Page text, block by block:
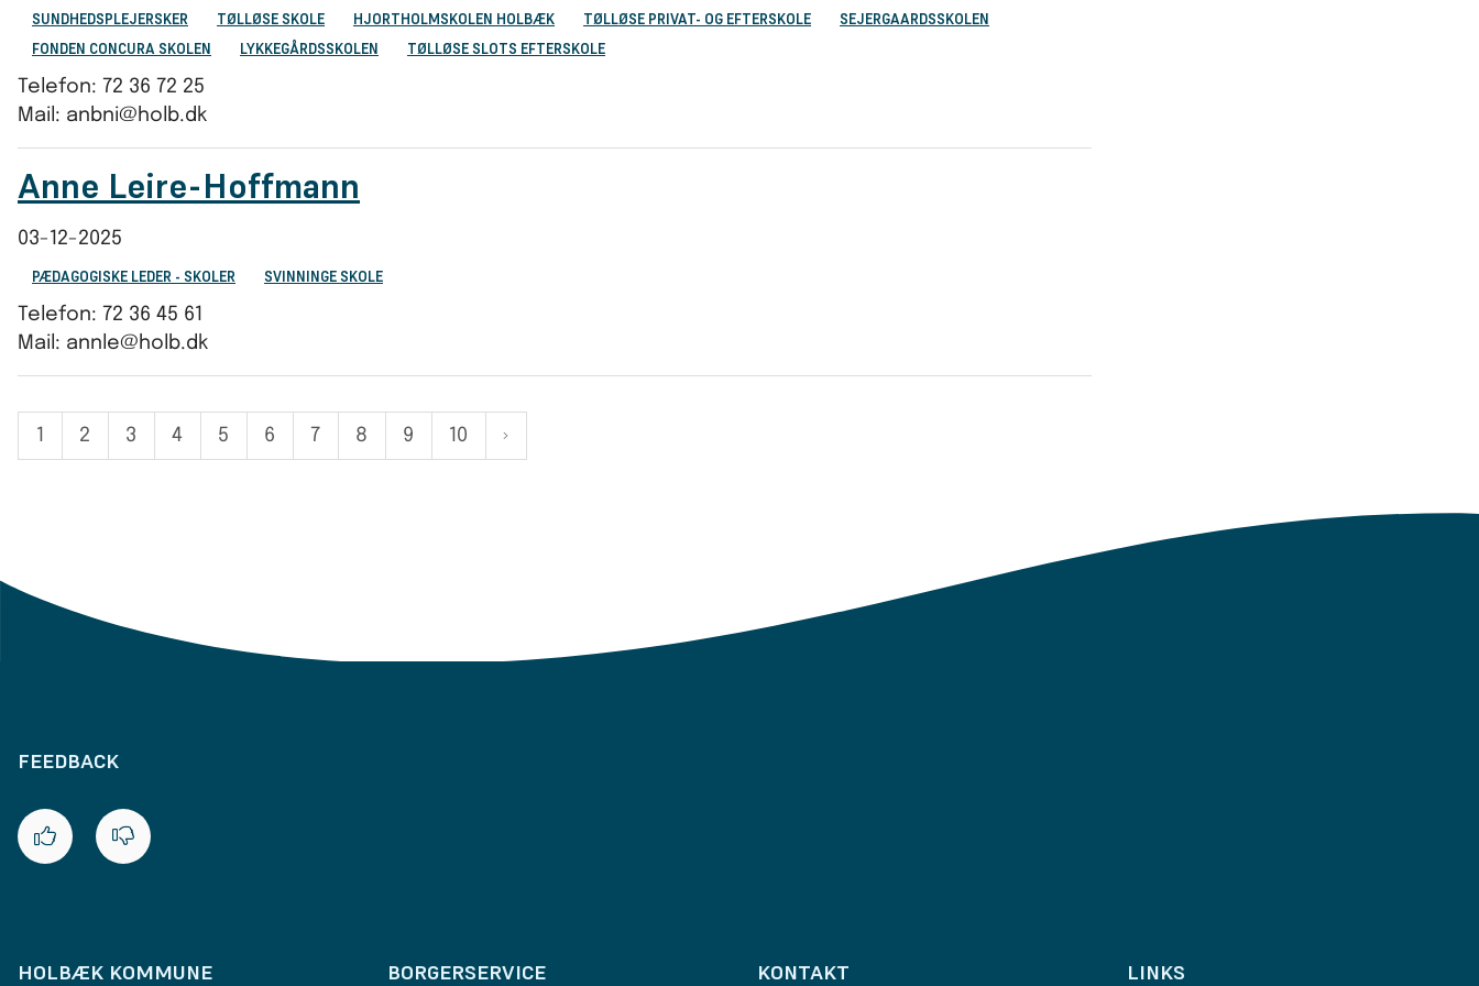
SUNDHEDSPLEJERSKER TØLLØSE SKOLE HJORTHOLMSKOLEN HOLBÆK TØLLØSE PRIVAT- OG EFTERSKOLE
SEJERGAARDSSKOLEN
FONDEN CONCURA SKOLEN
LYKKEGÅRDSSKOLEN TØLLØSE SLOTS EFTERSKOLE
Telefon: 72 36 72 25
Mail: anbni@holb.dk
Anne Leire-Hoffmann
03-12-2025
PÆDAGOGISKE LEDER - SKOLER SVINNINGE SKOLE
Telefon: 72 36 45 61
Mail: annle@holb.dk
1 2 3 4 5 6 7 8 9 10
FEEDBACK
HOLBÆK KOMMUNE BORGERSERVICE KONTAKT LINKS